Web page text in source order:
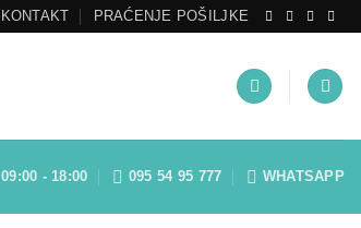
KONTAKT PRAĆENJE POŠILJKE
09:00 - 18:00 095 54 95 777 WHATSAPP